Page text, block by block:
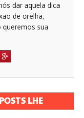
dar aquela dica
de orelha,
queremos sua
LHE